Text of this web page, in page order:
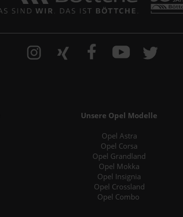
Unsere Opel Modelle
Opel Astra
Opel Corsa
Opel Grandland
Opel Mokka
Opel Insignia
Opel Crossland
Opel Combo